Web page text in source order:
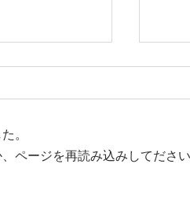
資完全ガイ
1997
。
ページを再読み込みしてださい